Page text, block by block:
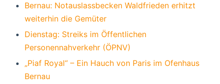
Bernau: Notauslassbecken Waldfrieden erhitzt
weiterhin die Gemüter
Dienstag: Streiks im Öffentlichen
Personennahverkehr (ÖPNV)
„Piaf Royal“ – Ein Hauch von Paris im Ofenhaus
Bernau